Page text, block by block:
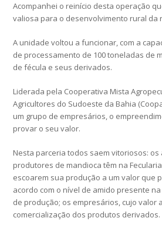
Acompanhei o reinício desta operação
valiosa para o desenvolvimento rural da
A unidade voltou a funcionar, com a
de processamento de 100 toneladas de
de fécula e seus derivados.
Liderada pela Cooperativa Mista
Agricultores do Sudoeste da Bahia
um grupo de empresários, o
provar o seu valor.
Nesta parceria todos saem vitoriosos:
produtores de mandioca têm na
escoarem sua produção a um valor que
acordo com o nível de amido presente
de produção; os empresários, cujo valor
comercialização dos produtos derivados.